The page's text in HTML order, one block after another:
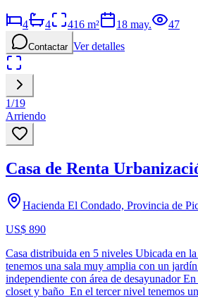
4 4 416 m² 18 may. 47
Contactar Ver detalles
1/19
Arriendo
Casa de Renta
Hacienda El Condado, Provincia de
US$ 890
Casa distribuida en 5 niveles Ubicada en
tenemos una sala muy amplia con un
independiente con área de desayunador
closet y baño En el tercer nivel tenemos